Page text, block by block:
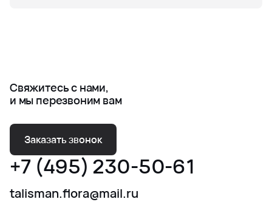
Свяжитесь с нами,
и мы перезвоним вам
Заказать звонок
+7 (495) 230-50-61
talisman.flora@mail.ru